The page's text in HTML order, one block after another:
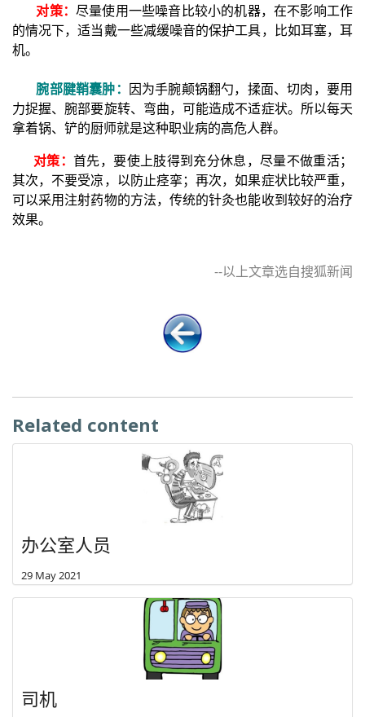
对策：尽量使用一些噪音比较小的机器，在不影响工作
的情况下，适当戴一些减缓噪音的保护工具，比如耳塞，耳
机。
腕部腱鞘囊肿： 因为手腕颠锅翻勺，揉面、切肉，要用
力捉握、腕部要旋转、弯曲，可能造成不适症状。所以每天
拿着锅、铲的厨师就是这种职业病的高危人群。
对策：首先，要使上肢得到充分休息，尽量不做重活；
其次，不要受凉，以防止痉挛；再次，如果症状比较严重，
可以采用注射药物的方法，传统的针灸也能收到较好的治疗
效果。
--以上文章选自搜狐新闻
Related content
办公室人员
29 May 2021
司机